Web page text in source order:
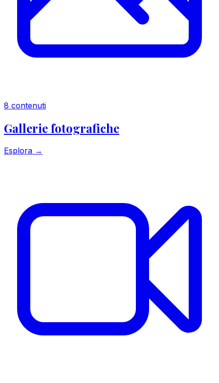
8 contenuti
Gallerie fotografiche
Esplora →